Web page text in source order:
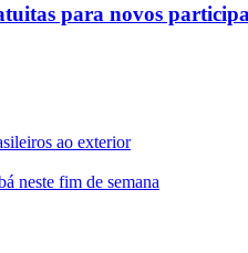
para novos
ao exterior
neste fim de semana